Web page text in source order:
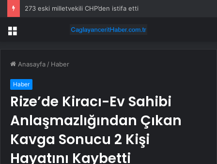
273 eski milletvekili CHP’den istifa etti
Menü
Anasayfa / Haber
Haber
Rize’de Kiracı-Ev Sahibi
Anlaşmazlığından Çıkan
Kavga Sonucu 2 Kişi
Hayatını Kaybetti